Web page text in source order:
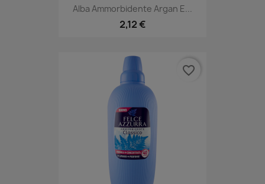
Alba Ammorbidente Argan E...
2,12 €
favorite_border